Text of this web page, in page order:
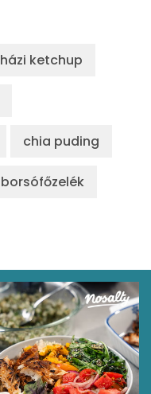
házi ketchup
chia puding
borsófőzelék